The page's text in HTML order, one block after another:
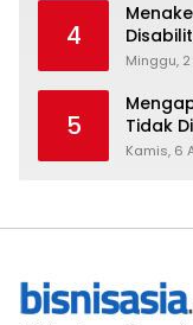
4
Setara
Minggu, 2
5
Tidak
Kamis, 6